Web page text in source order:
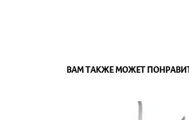
ВАМ ТАКЖЕ МОЖЕТ